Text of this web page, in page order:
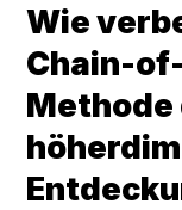
Wie
Chain-
Methode